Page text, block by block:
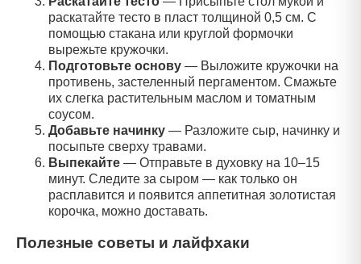
раскатайте тесто в пласт толщиной 0,5 см. С
помощью стакана или круглой формочки
вырежьте кружочки.
Подготовьте основу — Выложите кружочки на
противень, застеленный пергаментом. Смажьте
их слегка растительным маслом и томатным
соусом.
Добавьте начинку — Разложите сыр, начинку и
посыпьте сверху травами.
Выпекайте — Отправьте в духовку на 10–15
минут. Следите за сыром — как только он
расплавится и появится аппетитная золотистая
корочка, можно доставать.
Полезные советы и лайфхаки